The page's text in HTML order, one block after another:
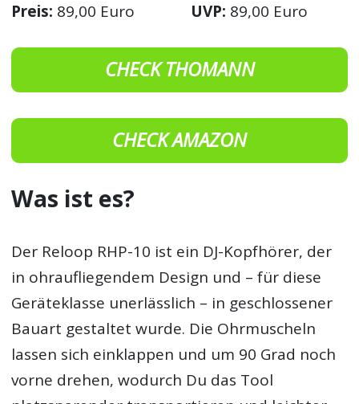
Preis: 89,00 Euro UVP: 89,00 Euro
CHECK THOMANN
CHECK AMAZON
Was ist es?
Der Reloop RHP-10 ist ein DJ-Kopfhörer, der
in ohraufliegendem Design und – für diese
Geräteklasse unerlässlich – in geschlossener
Bauart gestaltet wurde. Die Ohrmuscheln
lassen sich einklappen und um 90 Grad noch
vorne drehen, wodurch Du das Tool